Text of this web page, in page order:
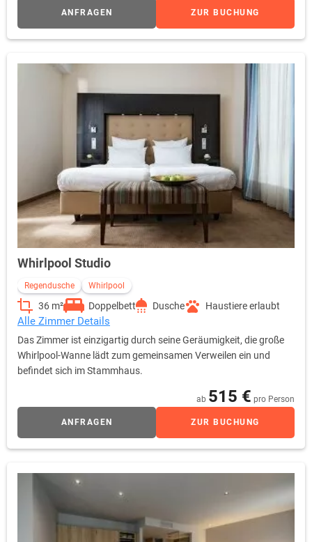
ANFRAGEN ZUR BUCHUNG
Whirlpool Studio
Regendusche Whirlpool
36 m² Doppelbett Dusche Haustiere erlaubt
Alle Zimmer Details
Das Zimmer ist einzigartig durch seine Geräumigkeit, die große
Whirlpool-Wanne lädt zum gemeinsamen Verweilen ein und
befindet sich im Stammhaus.
ab 515 € pro Person
ANFRAGEN ZUR BUCHUNG